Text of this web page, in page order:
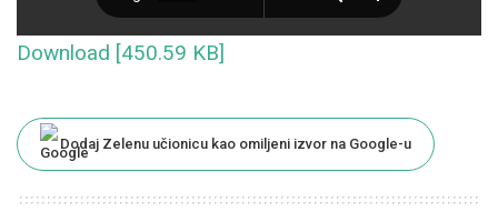
Download [450.59 KB]
Dodaj Zelenu učionicu kao omiljeni izvor na Google-u